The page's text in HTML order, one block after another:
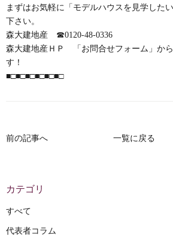
まずはお気軽に「モデルハウスを見学した
下さい。
森大建地産 ☎0120-48-0336
森大建地産ＨＰ 「お問合せフォーム」か
す！
■□■□■□■□■□■□
前の記事へ 一覧に戻る
カテゴリ
すべて
代表者コラム